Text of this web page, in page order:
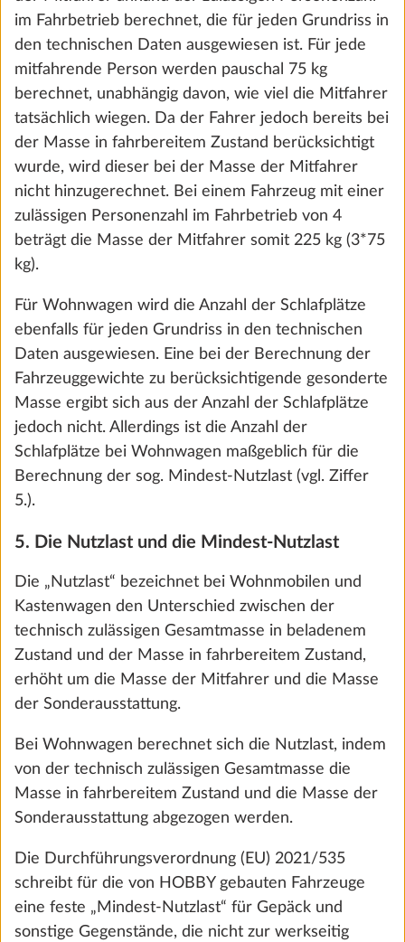
Informationen zu den Cookies und
Anpassungsmöglichkeiten findest du unter dem
Link „Details anzeigen“.
Details anzeigen Ablehnen
Zustimmen und weiter
€ 272
Hinzufügen
Wasserpumpe mit Zusatzschalter
€ 69
Hinzufügen
1,5 kg
€ 319
Hinzufügen
im Fahrbetrieb berechnet, die für jeden Grundriss in
den technischen Daten ausgewiesen ist. Für jede
mitfahrende Person werden pauschal 75 kg
berechnet, unabhängig davon, wie viel die Mitfahrer
tatsächlich wiegen. Da der Fahrer jedoch bereits bei
der Masse in fahrbereitem Zustand berücksichtigt
wurde, wird dieser bei der Masse der Mitfahrer
nicht hinzugerechnet. Bei einem Fahrzeug mit einer
zulässigen Personenzahl im Fahrbetrieb von 4
beträgt die Masse der Mitfahrer somit 225 kg (3*75
kg).
Für Wohnwagen wird die Anzahl der Schlafplätze
ebenfalls für jeden Grundriss in den technischen
Daten ausgewiesen. Eine bei der Berechnung der
Fahrzeuggewichte zu berücksichtigende gesonderte
Masse ergibt sich aus der Anzahl der Schlafplätze
jedoch nicht. Allerdings ist die Anzahl der
Schlafplätze bei Wohnwagen maßgeblich für die
Berechnung der sog. Mindest-Nutzlast (vgl. Ziffer
5.).
5. Die Nutzlast und die Mindest-Nutzlast
Die „Nutzlast“ bezeichnet bei Wohnmobilen und
Kastenwagen den Unterschied zwischen der
technisch zulässigen Gesamtmasse in beladenem
Zustand und der Masse in fahrbereitem Zustand,
erhöht um die Masse der Mitfahrer und die Masse
der Sonderausstattung.
Bei Wohnwagen berechnet sich die Nutzlast, indem
von der technisch zulässigen Gesamtmasse die
Masse in fahrbereitem Zustand und die Masse der
Sonderausstattung abgezogen werden.
Die Durchführungsverordnung (EU) 2021/535
schreibt für die von HOBBY gebauten Fahrzeuge
eine feste „Mindest-Nutzlast“ für Gepäck und
sonstige Gegenstände, die nicht zur werkseitig